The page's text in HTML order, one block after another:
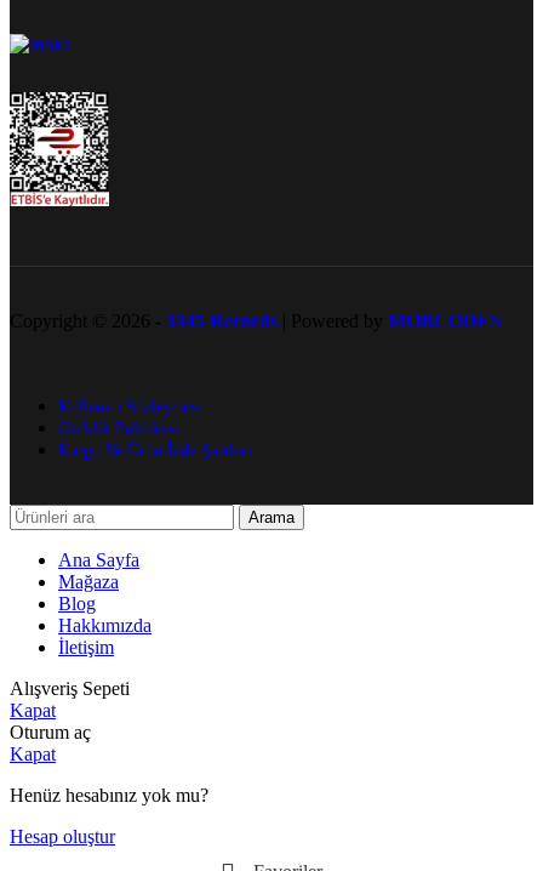
Copyright © 2026 - 3345 Records | Powered by MOBCODES
Kullanıcı Sözleşmesi
Gizlilik Politikası
Kargo Ve Ürün İade Şartları
Arama
Ana Sayfa
Mağaza
Blog
Hakkımızda
İletişim
Alışveriş Sepeti
Kapat
Oturum aç
Kapat
Henüz hesabınız yok mu?
Hesap oluştur